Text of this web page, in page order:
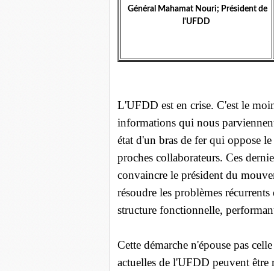
Général Mahamat Nouri; Président de
l'UFDD
L'UFDD est en crise. C'est le
informations qui nous
état d'un bras de fer qui oppose
proches collaborateurs. Ces
convaincre le président du
résoudre les problèmes
structure fonctionnelle,
Cette démarche n'épouse pas
actuelles de l'UFDD peuvent être